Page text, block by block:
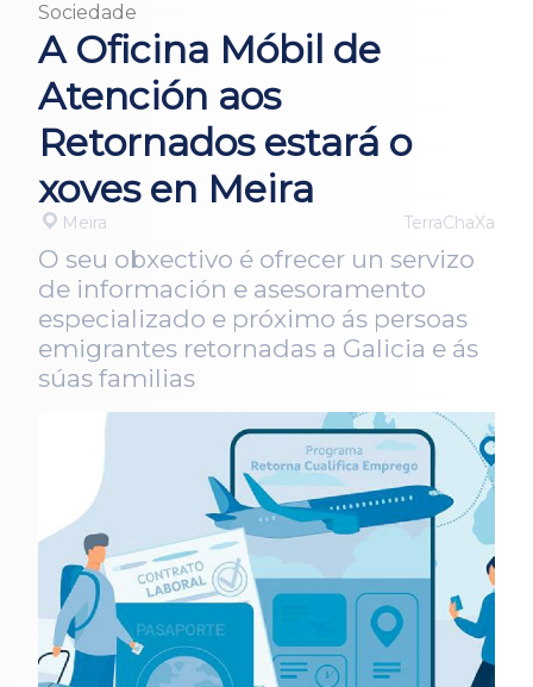
Sociedade
A Oficina Móbil de
Atención aos
Retornados estará o
xoves en Meira
Meira TerraChaXa
O seu obxectivo é ofrecer un servizo
de información e asesoramento
especializado e próximo ás persoas
emigrantes retornadas a Galicia e ás
súas familias